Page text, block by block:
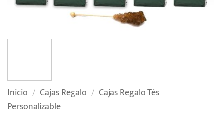
Inicio / Cajas Regalo / Cajas Regalo Tés
Personalizable